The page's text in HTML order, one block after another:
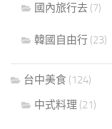
國內旅行去 (7)
韓國自由行 (23)
台中美食 (124)
中式料理 (21)